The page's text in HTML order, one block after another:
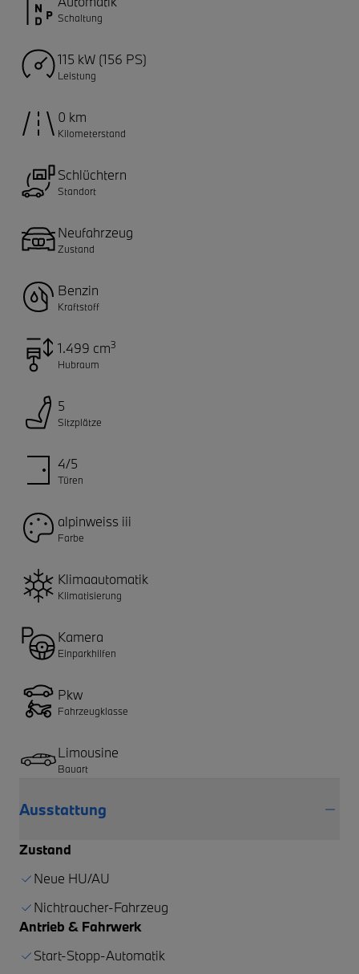
Schaltung
115 kW (156 PS)
Leistung
0 km
Kilometerstand
Schlüchtern
Standort
Neufahrzeug
Zustand
Benzin
Kraftstoff
1.499 cm3
Hubraum
5
Sitzplätze
4/5
Türen
alpinweiss iii
Farbe
Klimaautomatik
Klimatisierung
Kamera
Einparkhilfen
Pkw
Fahrzeugklasse
Limousine
Bauart
Ausstattung
Zustand
Neue HU/AU
Nichtraucher-Fahrzeug
Antrieb & Fahrwerk
Start-Stopp-Automatik